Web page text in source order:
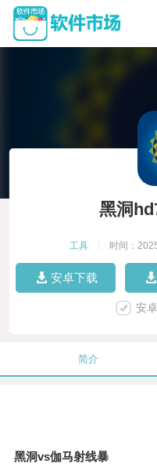
黑洞
工具 时间：
安卓下载
安
简介
黑洞vs伽马射线暴